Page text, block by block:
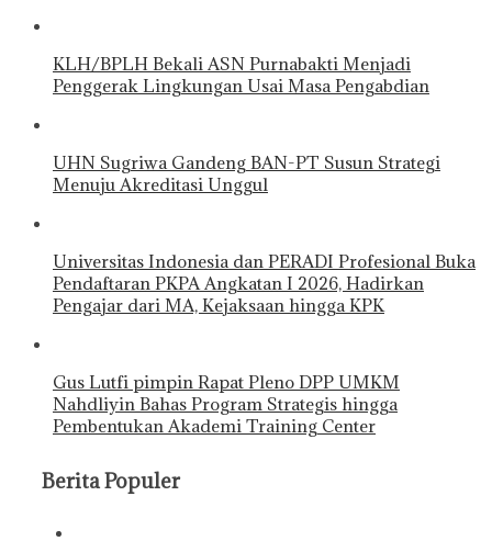
KLH/BPLH Bekali ASN Purnabakti Menjadi
Penggerak Lingkungan Usai Masa Pengabdian
UHN Sugriwa Gandeng BAN-PT Susun Strategi
Menuju Akreditasi Unggul
Universitas Indonesia dan PERADI Profesional Buka
Pendaftaran PKPA Angkatan I 2026, Hadirkan
Pengajar dari MA, Kejaksaan hingga KPK
Gus Lutfi pimpin Rapat Pleno DPP UMKM
Nahdliyin Bahas Program Strategis hingga
Pembentukan Akademi Training Center
Berita Populer